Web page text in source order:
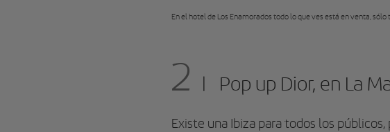
En el hotel de Los Enamorados todo lo que ves está en venta,
2 Pop up Dior, en La
Existe una Ibiza para todos los